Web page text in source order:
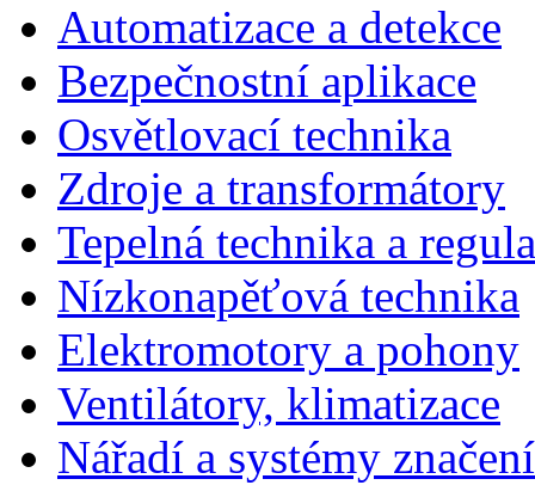
Automatizace a detekce
Bezpečnostní aplikace
Osvětlovací technika
Zdroje a transformátory
Tepelná technika a
Nízkonapěťová technika
Elektromotory a pohony
Ventilátory, klimatizace
Nářadí a systémy značení